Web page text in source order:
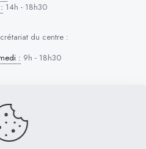
14h - 18h30
du centre :
: 9h - 18h30
| Tous droits réservés